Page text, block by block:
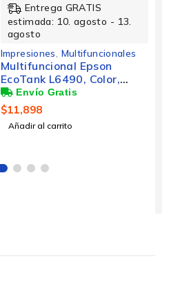
Entrega GRATIS
estimada: 10. agosto - 13.
agosto
Impresiones Multifuncionales
Multifuncional Epson
EcoTank L6490, Color,
Inyección de Tinta, Tanque
de Tinta, Inalámbrico,
Print/Scan/Copy/Fax
$11,898
Añadir al carrito